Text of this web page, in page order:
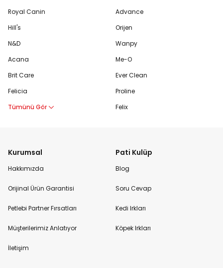
Royal Canin
Hill's
N&D
Acana
Brit Care
Felicia
Tümünü Gör
Advance
Orijen
Wanpy
Me-O
Ever Clean
Proline
Felix
Kurumsal
Hakkımızda
Orijinal Ürün Garantisi
Petlebi Partner Fırsatları
Müşterilerimiz Anlatıyor
İletişim
Pati Kulüp
Blog
Soru Cevap
Kedi Irkları
Köpek Irkları